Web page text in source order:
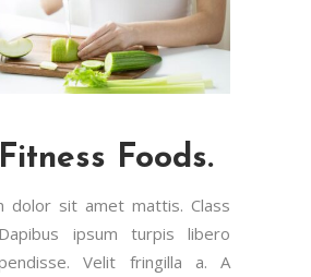
Foods.
dolor sit amet mattis. Class
ipsum turpis libero
Velit fringilla a. A